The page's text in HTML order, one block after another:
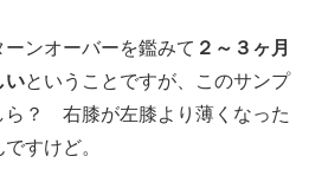
ンオーバーを鑑みて ２～３ヶ月
いということですが、このサンプ
ら？ 右膝が左膝より薄くなった
すけど。